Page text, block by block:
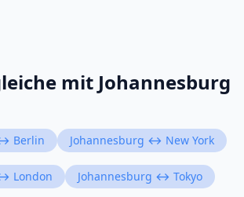
mit Johannesburg
Berlin Johannesburg ↔ New York
London Johannesburg ↔ Tokyo